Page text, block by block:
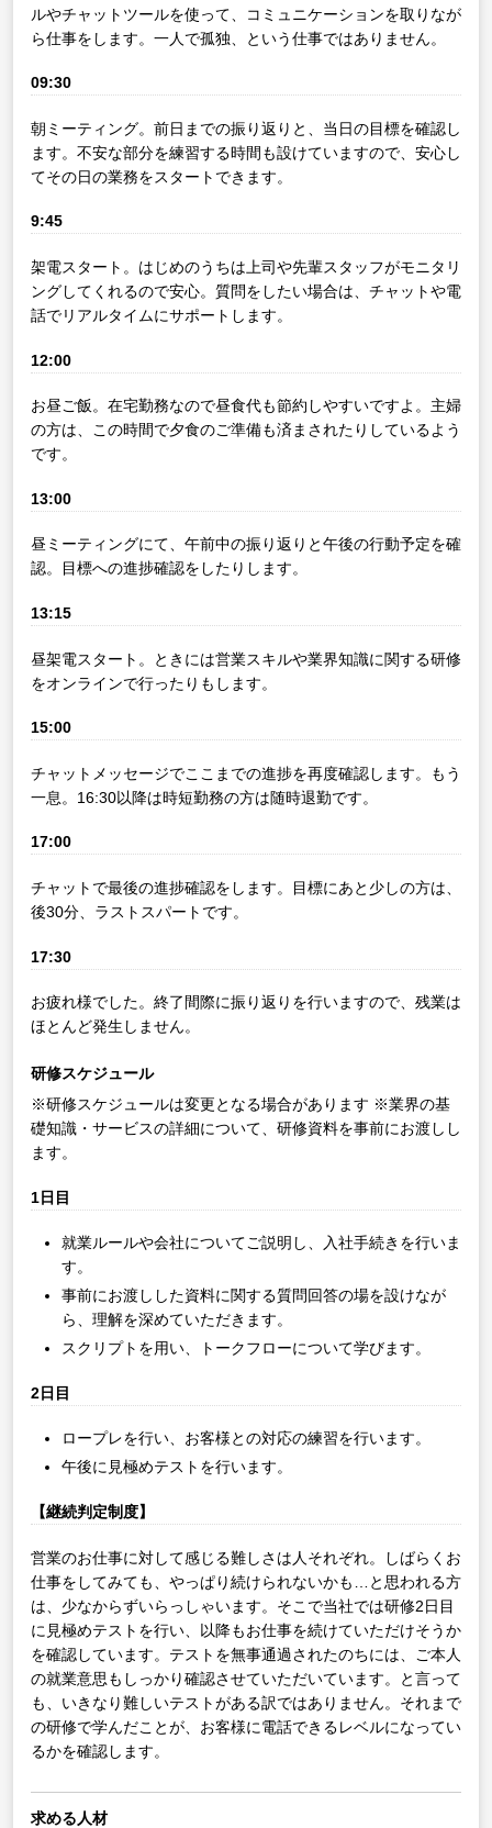
ルやチャットツールを使って、コミュニケーションを取りなが
ら仕事をします。一人で孤独、という仕事ではありません。
09:30
朝ミーティング。前日までの振り返りと、当日の目標を確認し
ます。不安な部分を練習する時間も設けていますので、安心し
てその日の業務をスタートできます。
9:45
架電スタート。はじめのうちは上司や先輩スタッフがモニタリ
ングしてくれるので安心。質問をしたい場合は、チャットや電
話でリアルタイムにサポートします。
12:00
お昼ご飯。在宅勤務なので昼食代も節約しやすいですよ。主婦
の方は、この時間で夕食のご準備も済まされたりしているよう
です。
13:00
昼ミーティングにて、午前中の振り返りと午後の行動予定を確
認。目標への進捗確認をしたりします。
13:15
昼架電スタート。ときには営業スキルや業界知識に関する研修
をオンラインで行ったりもします。
15:00
チャットメッセージでここまでの進捗を再度確認します。もう
一息。16:30以降は時短勤務の方は随時退勤です。
17:00
チャットで最後の進捗確認をします。目標にあと少しの方は、
後30分、ラストスパートです。
17:30
お疲れ様でした。終了間際に振り返りを行いますので、残業は
ほとんど発生しません。
研修スケジュール
※研修スケジュールは変更となる場合があります ※業界の基
礎知識・サービスの詳細について、研修資料を事前にお渡しし
ます。
1日目
就業ルールや会社についてご説明し、入社手続きを行いま
す。
事前にお渡しした資料に関する質問回答の場を設けなが
ら、理解を深めていただきます。
スクリプトを用い、トークフローについて学びます。
2日目
ロープレを行い、お客様との対応の練習を行います。
午後に見極めテストを行います。
【継続判定制度】
営業のお仕事に対して感じる難しさは人それぞれ。しばらくお
仕事をしてみても、やっぱり続けられないかも…と思われる方
は、少なからずいらっしゃいます。そこで当社では研修2日目
に見極めテストを行い、以降もお仕事を続けていただけそうか
を確認しています。テストを無事通過されたのちには、ご本人
の就業意思もしっかり確認させていただいています。と言って
も、いきなり難しいテストがある訳ではありません。それまで
の研修で学んだことが、お客様に電話できるレベルになってい
るかを確認します。
求める人材